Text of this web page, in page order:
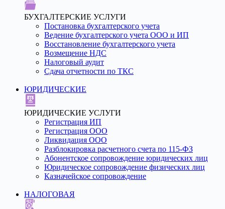
БУХГАЛТЕРСКИЕ УСЛУГИ
Постановка бухгалтерского учета
Ведение бухгалтерского учета ООО и ИП
Восстановление бухгалтерского учета
Возмещение НДС
Налоговый аудит
Сдача отчетности по ТКС
ЮРИДИЧЕСКИЕ
ЮРИДИЧЕСКИЕ УСЛУГИ
Регистрация ИП
Регистрация ООО
Ликвидация ООО
Разблокировка расчетного счета по 115-ФЗ
Абонентское сопровождение юридических лиц
Юридическое сопровождение физических лиц
Казначейское сопровождение
НАЛОГОВАЯ